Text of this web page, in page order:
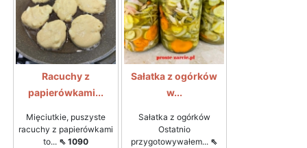
Racuchy z
papierówkami...
Mięciutkie, puszyste
racuchy z papierówkami
to... ⇖ 1090
Sałatka z ogórków
w...
Sałatka z ogórków
Ostatnio
przygotowywałem... ⇖